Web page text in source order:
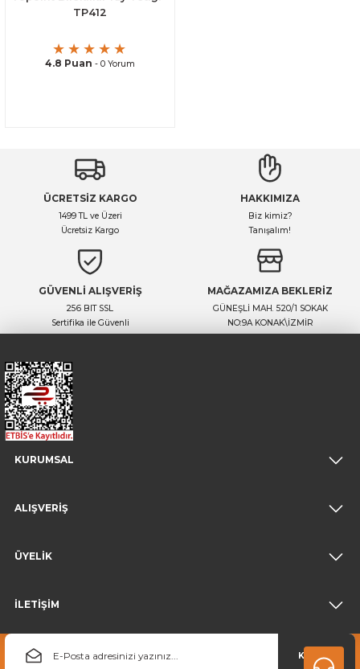
TP412
4.8 Puan - 0 Yorum
ÜCRETSİZ KARGO
1499 TL ve Üzeri
Ücretsiz Kargo
HAKKIMIZA
Biz kimiz?
Tanışalım!
GÜVENLİ ALIŞVERİŞ
256 BIT SSL
Sertifika ile Güvenli
MAĞAZAMIZA BEKLERİZ
GÜNEŞLİ MAH. 520/1 SOKAK
NO:9A KONAK\İZMİR
KURUMSAL
ALIŞVERİŞ
ÜYELİK
İLETİŞİM
KAYDOL